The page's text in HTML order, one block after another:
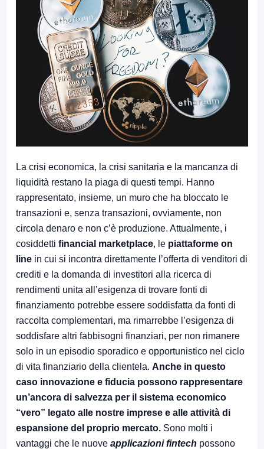
La crisi economica, la crisi sanitaria e la mancanza di
liquidità restano la piaga di questi tempi. Hanno
rappresentato, insieme, un muro che ha bloccato le
transazioni e, senza transazioni, ovviamente, non
circola denaro e non c’è produzione. Attualmente, i
cosiddetti financial marketplace, le piattaforme on
line in cui si incontra direttamente l’offerta di venditori di
crediti e la domanda di investitori alla ricerca di
rendimenti unita all’esigenza di trovare fonti di
finanziamento potrebbe essere soddisfatta da fonti di
raccolta complementari, ma rimarrebbe l’esigenza di
soddisfare altri fabbisogni finanziari, per non rimanere
solo in un episodio sporadico e opportunistico nel ciclo
di vita finanziario della clientela. Anche in questo
caso innovazione e fiducia possono rappresentare
un’ancora di salvezza per il sistema economico
“vero” legato alle nostre imprese e alle attività di
espansione del proprio mercato. Sono molti i
vantaggi che le nuove applicazioni fintech possono